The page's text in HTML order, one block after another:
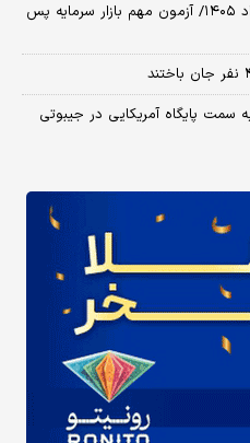
​پیش‌بینی بورس فردا دوشنبه ۱۹ مرداد ۱۴۰۵/ آزمون مهم بازار سرمایه پس
پایگاه آمریکایی در جیبوتی